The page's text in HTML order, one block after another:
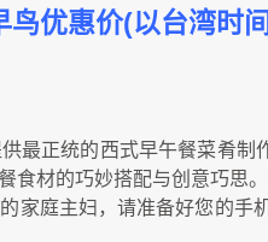
优惠价(以台湾时
最正统的西式早午餐菜肴
材的巧妙搭配与创意巧思
家庭主妇，请准备好您的